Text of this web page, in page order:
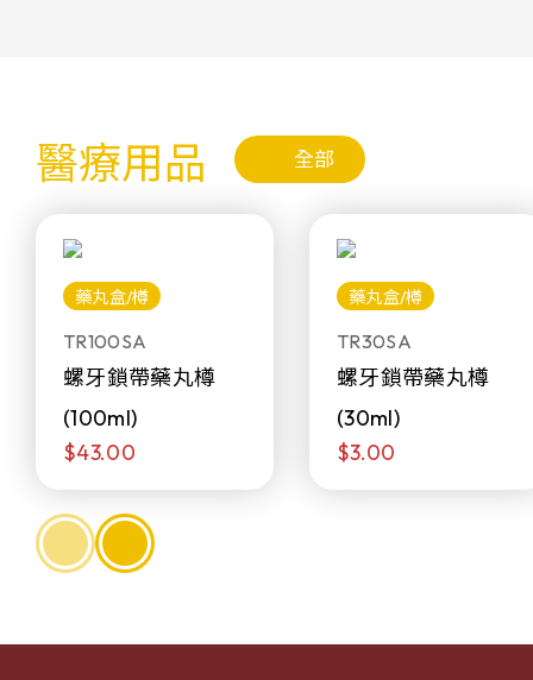
醫療用品 全部
藥丸盒/樽
TR100SA
螺牙鎖帶藥丸樽
(100ml)
$43.00
藥丸盒/樽
TR30SA
螺牙鎖帶藥丸樽
(30ml)
$3.00